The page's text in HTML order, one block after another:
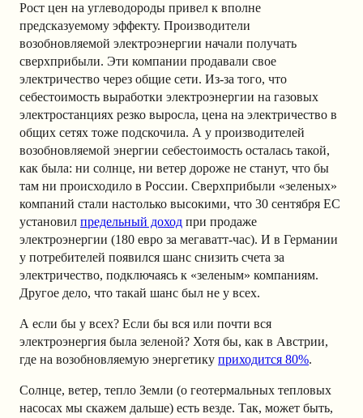
Рост цен на углеводороды привел к вполне
предсказуемому эффекту. Производители
возобновляемой электроэнергии начали получать
сверхприбыли. Эти компании продавали свое
электричество через общие сети. Из-за того, что
себестоимость выработки электроэнергии на газовых
электростанциях резко выросла, цена на электричество в
общих сетях тоже подскочила. А у производителей
возобновляемой энергии себестоимость осталась такой,
как была: ни солнце, ни ветер дороже не станут, что бы
там ни происходило в России. Сверхприбыли «зеленых»
компаний стали настолько высокими, что 30 сентября EC
установил предельный доход при продаже
электроэнергии (180 евро за мегаватт-час). И в Германии
у потребителей появился шанс снизить счета за
электричество, подключаясь к «зеленым» компаниям.
Другое дело, что такай шанс был не у всех.
А если бы у всех? Если бы вся или почти вся
электроэнергия была зеленой? Хотя бы, как в Австрии,
где на возобновляемую энергетику приходится 80%.
Солнце, ветер, тепло Земли (о геотермальных тепловых
насосах мы скажем дальше) есть везде. Так, может быть,